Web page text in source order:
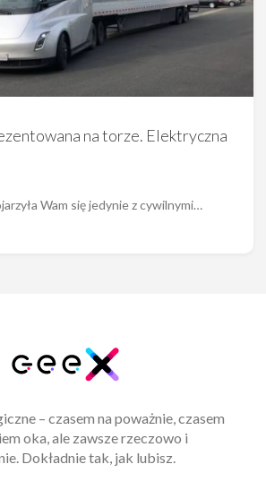
na torze. Elektryczna
Wam się jedynie z cywilnymi…
– czasem na poważnie, czasem
oka, ale zawsze rzeczowo i
Dokładnie tak, jak lubisz.